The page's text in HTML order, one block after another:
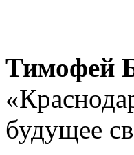
Тимофей
будущее